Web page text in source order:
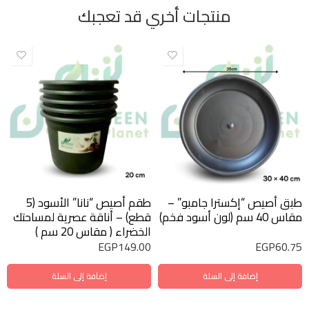
منتجات أخري قد تعجبك
طبق أصيص “إكسترا جامبو” –
مقاس 40 سم (لون أسود فخم)
EGP60.75
إضافة إلى السلة
طقم أصيص “نانا” الأسود (5
قطع) – أناقة عصرية لمساحتك
الخضراء ( مقاس 20 سم )
EGP149.00
إضافة إلى السلة